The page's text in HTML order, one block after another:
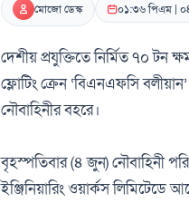
মোজো ডেস্ক ০১:৩৬ পিএম |
দেশীয় প্রযুক্তিতে নির্মিত ৭০ টন
ফ্লোটিং ক্রেন ‘বিএনএফসি
নৌবাহিনীর বহরে।
বৃহস্পতিবার (৪ জুন) নৌবাহিনী
ইঞ্জিনিয়ারিং ওয়ার্কস